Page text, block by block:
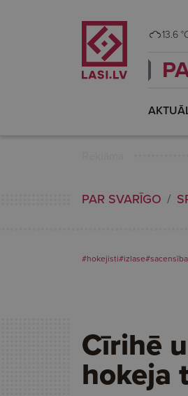
13.6
PAR SVARĪGO
#hokejisti#izlase
Cīrihē
hokeja